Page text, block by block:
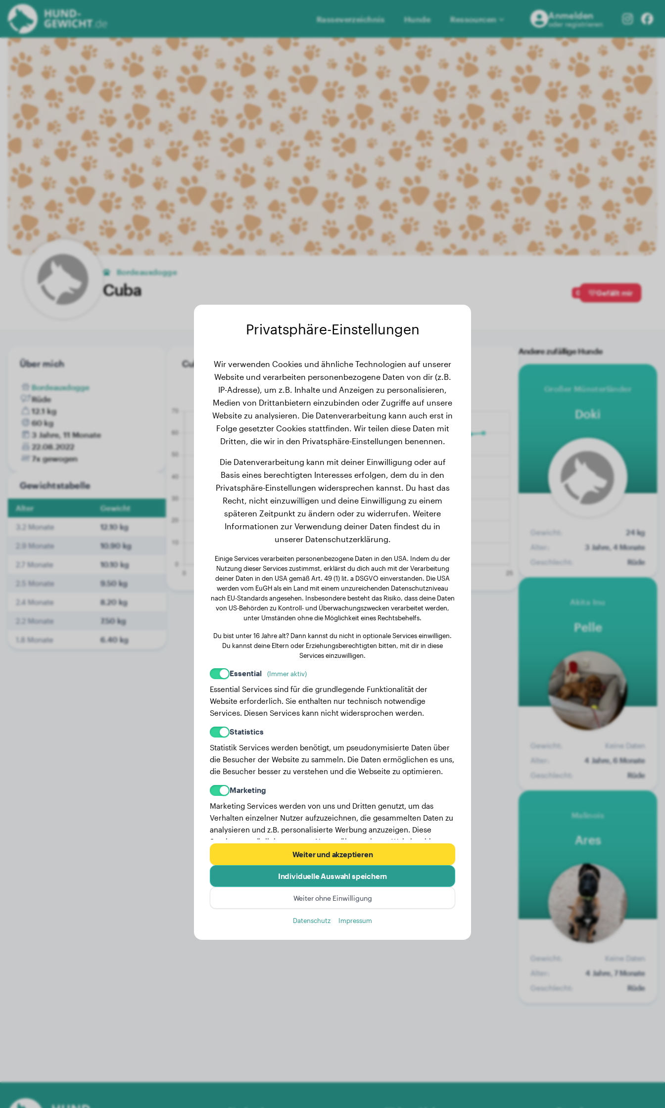
Rasseverzeichnis Hunde Ressourcen Anmelden
oder registrieren
Bordeauxdogge
Cuba 0 Gefällt mir
Über mich
Bordeauxdogge
Rüde
12.1 kg
60 kg
3 Jahre, 11 Monate
22.08.2022
7x gewogen
Gewichtstabelle
Alter Gewicht
3.2 Monate 12.10 kg
2.9 Monate 10.90 kg
2.7 Monate 10.10 kg
2.5 Monate 9.50 kg
2.4 Monate 8.20 kg
2.2 Monate 7.50 kg
1.8 Monate 6.40 kg
Cuba's Gewichtsverlauf
Andere zufällige Hunde
Großer Münsterländer
Doki
Gewicht:
24 kg
Alter:
3 Jahre, 4 Monate
Geschlecht:
Rüde
Akita Inu
Pelle
Gewicht:
Keine Daten
Alter:
4 Jahre, 6 Monate
Geschlecht:
Rüde
Malinois
Ares
Gewicht:
Keine Daten
Alter:
4 Jahre, 7 Monate
Geschlecht:
Rüde
Privatsphäre-Einstellungen
Wir verwenden Cookies und ähnliche Technologien auf unserer
Website und verarbeiten personenbezogene Daten von dir (z.B.
IP-Adresse), um z.B. Inhalte und Anzeigen zu personalisieren,
Medien von Drittanbietern einzubinden oder Zugriffe auf unsere
Website zu analysieren. Die Datenverarbeitung kann auch erst in
Folge gesetzter Cookies stattfinden. Wir teilen diese Daten mit
Dritten, die wir in den Privatsphäre-Einstellungen benennen.
Die Datenverarbeitung kann mit deiner Einwilligung oder auf
Basis eines berechtigten Interesses erfolgen, dem du in den
Privatsphäre-Einstellungen widersprechen kannst. Du hast das
Recht, nicht einzuwilligen und deine Einwilligung zu einem
späteren Zeitpunkt zu ändern oder zu widerrufen. Weitere
Informationen zur Verwendung deiner Daten findest du in
unserer Datenschutzerklärung.
Einige Services verarbeiten personenbezogene Daten in den USA. Indem du der
Nutzung dieser Services zustimmst, erklärst du dich auch mit der Verarbeitung
deiner Daten in den USA gemäß Art. 49 (1) lit. a DSGVO einverstanden. Die USA
werden vom EuGH als ein Land mit einem unzureichenden Datenschutzniveau
nach EU-Standards angesehen. Insbesondere besteht das Risiko, dass deine Daten
von US-Behörden zu Kontroll- und Überwachungszwecken verarbeitet werden,
unter Umständen ohne die Möglichkeit eines Rechtsbehelfs.
Du bist unter 16 Jahre alt? Dann kannst du nicht in optionale Services einwilligen.
Du kannst deine Eltern oder Erziehungsberechtigten bitten, mit dir in diese
Services einzuwilligen.
Essential (Immer aktiv)
Essential Services sind für die grundlegende Funktionalität der
Website erforderlich. Sie enthalten nur technisch notwendige
Services. Diesen Services kann nicht widersprochen werden.
Statistics
Statistik Services werden benötigt, um pseudonymisierte Daten über
die Besucher der Website zu sammeln. Die Daten ermöglichen es uns,
die Besucher besser zu verstehen und die Webseite zu optimieren.
Marketing
Marketing Services werden von uns und Dritten genutzt, um das
Verhalten einzelner Nutzer aufzuzeichnen, die gesammelten Daten zu
analysieren und z.B. personalisierte Werbung anzuzeigen. Diese
Services ermöglichen es uns, Nutzer über mehrere Websites hinweg
Hier findest du eine Liste unserer Werbepartner.
Mehr Informationen in unserer Datenschutzerklärung
Weiter und akzeptieren
Individuelle Auswahl speichern
Weiter ohne Einwilligung
Datenschutz Impressum